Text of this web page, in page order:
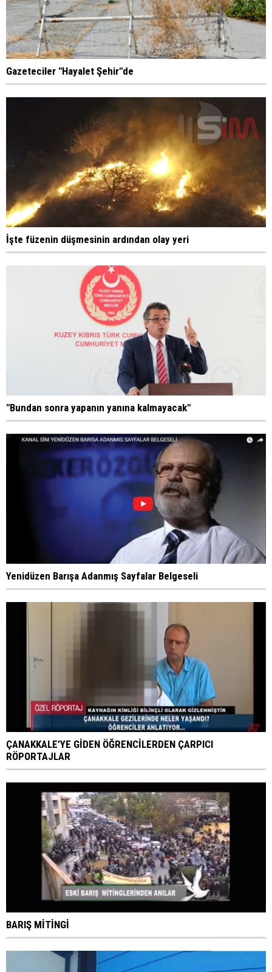
Gazeteciler "Hayalet Şehir"de
İşte füzenin düşmesinin ardından olay yeri
"Bundan sonra yapanın yanına kalmayacak"
Yenidüzen Barışa Adanmış Sayfalar Belgeseli
ÇANAKKALE’YE GİDEN ÖĞRENCİLERDEN ÇARPICI
RÖPORTAJLAR
BARIŞ MİTİNGİ